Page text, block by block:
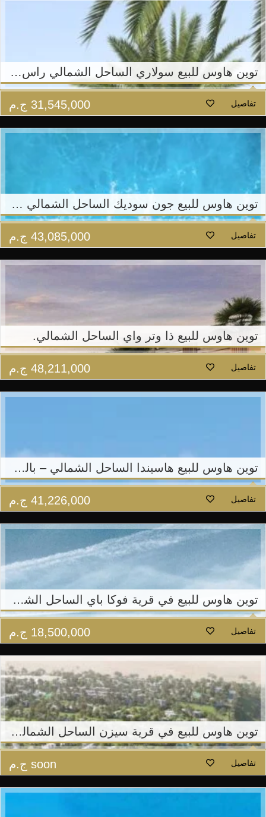
توين هاوس للبيع سولاري الساحل الشمالي راس الحكمة
31,545,000 ج.م تفاصيل
توين هاوس للبيع جون سوديك الساحل الشمالي – راس الحكمة
43,085,000 ج.م تفاصيل
توين هاوس للبيع ذا وتر واي الساحل الشمالي.
48,211,000 ج.م تفاصيل
توين هاوس للبيع هاسيندا الساحل الشمالي – بالم هيلز
41,226,000 ج.م تفاصيل
توين هاوس للبيع في قرية فوكا باي الساحل الشمالي – تطوير مصر
18,500,000 ج.م تفاصيل
توين هاوس للبيع في قرية سيزن الساحل الشمالي – القمزي
soon ج.م تفاصيل